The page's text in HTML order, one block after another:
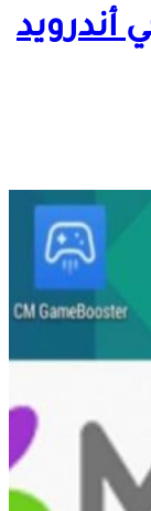
أندرويد